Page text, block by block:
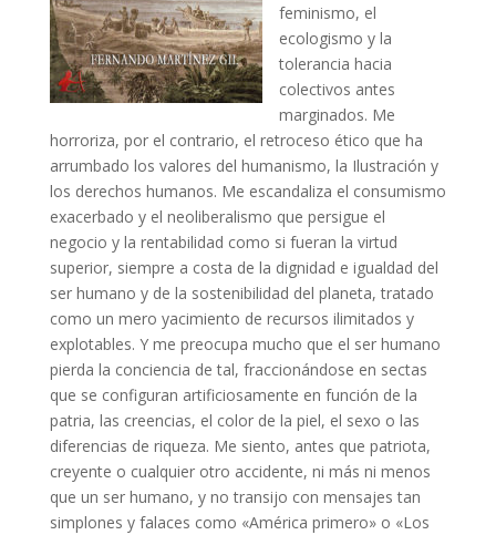
feminismo, el
ecologismo y la
tolerancia hacia
colectivos antes
marginados. Me
horroriza, por el contrario, el retroceso ético que ha
arrumbado los valores del humanismo, la Ilustración y
los derechos humanos. Me escandaliza el consumismo
exacerbado y el neoliberalismo que persigue el
negocio y la rentabilidad como si fueran la virtud
superior, siempre a costa de la dignidad e igualdad del
ser humano y de la sostenibilidad del planeta, tratado
como un mero yacimiento de recursos ilimitados y
explotables. Y me preocupa mucho que el ser humano
pierda la conciencia de tal, fraccionándose en sectas
que se configuran artificiosamente en función de la
patria, las creencias, el color de la piel, el sexo o las
diferencias de riqueza. Me siento, antes que patriota,
creyente o cualquier otro accidente, ni más ni menos
que un ser humano, y no transijo con mensajes tan
simplones y falaces como «América primero» o «Los